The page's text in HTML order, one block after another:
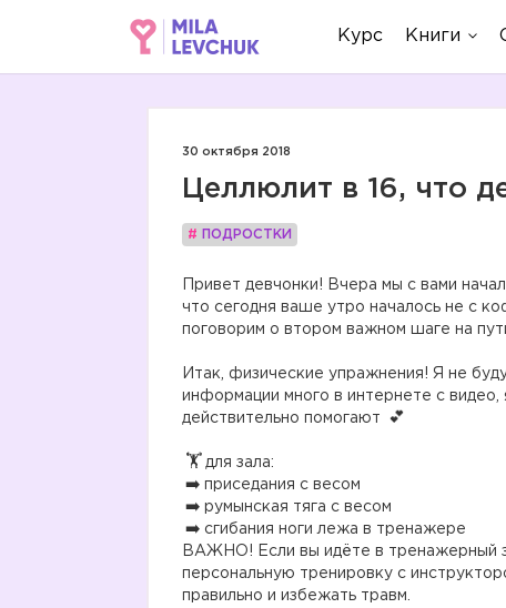
Курс Книги
30 октября 2018
Целлюлит в 16, что
# ПОДРОСТКИ
Привет девчонки! Вчера мы с вами
что сегодня ваше утро началось не с
поговорим о втором важном шаге на
Итак, физические упражнения! Я не
информации много в интернете с
действительно помогают
️для зала:
приседания с весом
румынская тяга с весом
сгибания ноги лежа в тренажере
ВАЖНО! Если вы идёте в тренажерный
персональную тренировку с
правильно и избежать травм.